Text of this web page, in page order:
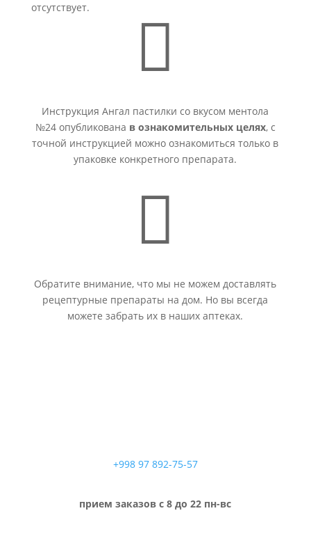
отсутствует.

Инструкция Ангал пастилки со вкусом ментола
№24 опубликована в ознакомительных целях, с
точной инструкцией можно ознакомиться только в
упаковке конкретного препарата.

Обратите внимание, что мы не можем доставлять
рецептурные препараты на дом. Но вы всегда
можете забрать их в наших аптеках.
+998 97 892-75-57
прием заказов с 8 до 22 пн-вс